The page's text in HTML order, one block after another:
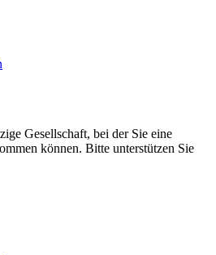
Gesellschaft, bei der Sie eine
können. Bitte unterstützen Sie